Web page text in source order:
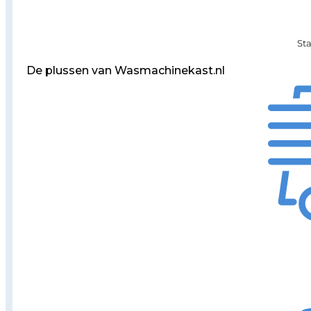
De plussen van Wasmachinekast.nl